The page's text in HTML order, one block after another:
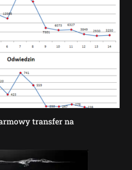
transfer na